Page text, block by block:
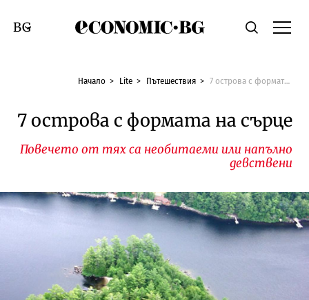
Economic.bgТърсене
Смяна на език
Начало Lite Пътешествия 7 острова с формата на сърце
7 острова с формата на сърце
Повечето от тях са необитаеми или напълно
девствени